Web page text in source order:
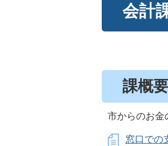
会計
課概要
市からのお金
窓口での